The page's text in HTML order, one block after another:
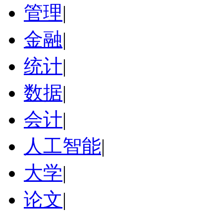
管理|
金融|
统计|
数据|
会计|
人工智能|
大学|
论文|